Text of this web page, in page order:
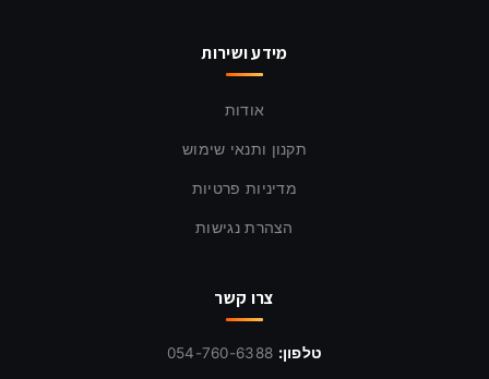
מידע ושירות
אודות
תקנון ותנאי שימוש
מדיניות פרטיות
הצהרת נגישות
צרו קשר
טלפון: 054-760-6388